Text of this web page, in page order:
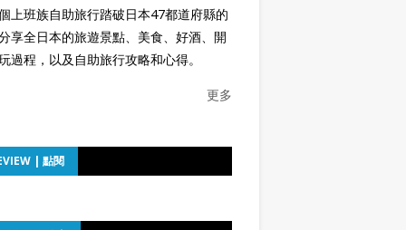
上班族自助旅行踏破日本47都道府縣的
享全日本的旅遊景點、美食、好酒、開
過程，以及自助旅行攻略和心得。
更多
| 點閱